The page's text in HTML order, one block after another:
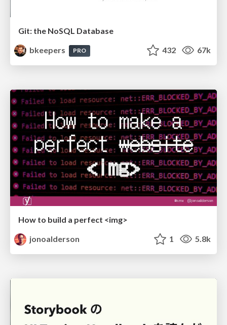
Git: the NoSQL Database
bkeepers
PRO 432 67k
How to build a perfect <img>
jonoalderson
1 5.8k